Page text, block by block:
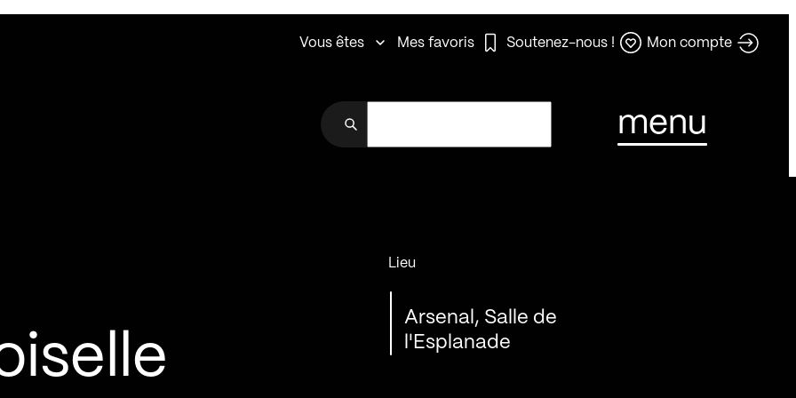
Vous êtes Mes favoris Soutenez-nous ! Mon compte
menu
Lieu
Arsenal, Salle de
l'Esplanade